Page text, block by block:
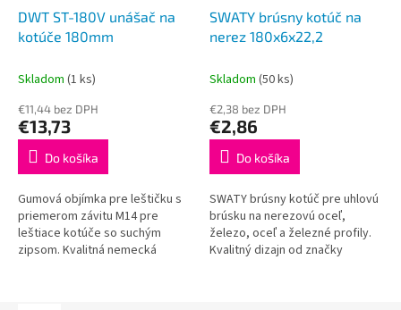
DWT ST-180V unášač na
kotúče 180mm
Skladom (1 ks)
€11,44 bez DPH
€13,73
Do košíka
Gumová objímka pre leštičku s
priemerom závitu M14 pre
leštiace kotúče so suchým
zipsom. Kvalitná nemecká
SWATY brúsny kotúč na
nerez 180x6x22,2
Skladom (50 ks)
€2,38 bez DPH
€2,86
Do košíka
SWATY brúsny kotúč pre uhlovú
brúsku na nerezovú oceľ,
železo, oceľ a železné profily.
Kvalitný dizajn od značky